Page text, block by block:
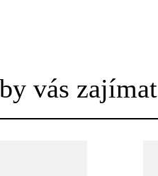
vás zajímat